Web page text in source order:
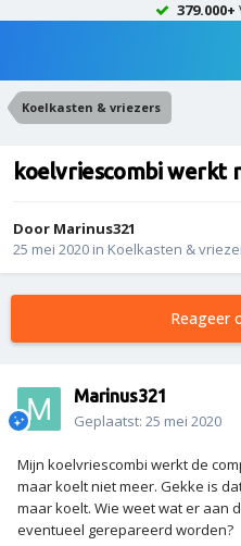
379.000+
Koelkasten & vriezers
koelvriescombi werkt
Door Marinus321
25 mei 2020 in Koelkasten &
Reageer
Marinus321
Geplaatst: 25 mei 2020
Mijn koelvriescombi werkt de
maar koelt niet meer. Gekke is
maar koelt. Wie weet wat er aan
eventueel gerepareerd worden?